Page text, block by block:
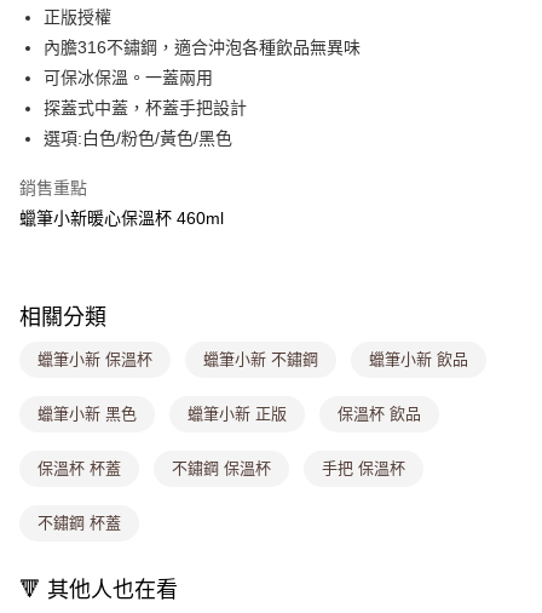
Apple Pay
街口支付
悠遊付
Google Pay
大哥付你分期
相關說明
流程，驗證手機門號後，選擇欲分期的期數、繳款截止日，確認付款後即完
3.實際核准額度、可分期數及費用金額請依後續交易確認頁面所載為準。
法說明評估內容。
1.分期款項不併入電信帳單，「大哥付你分期」於每月結算日後寄送繳費提
帳／街口支付／iPASS MONEY」等通路繳費。
【注意事項】
1.本服務係由「台灣大哥大股份有限公司」（以下簡稱本公司）所提供，讓
運送方式
全家取貨付款
每筆NT$80，滿NT$699(含以上)免運費
萊爾富取貨付款
付款後萊爾富取貨
正版授權
內膽316不鏽鋼，適合沖泡各種飲品無異味
可保冰保溫。一蓋兩用
探蓋式中蓋，杯蓋手把設計
選項:白色/粉色/黃色/黑色
銷售重點
蠟筆小新暖心保溫杯 460ml
相關分類
蠟筆小新 保溫杯 蠟筆小新 不鏽鋼 蠟筆小新 飲品
蠟筆小新 黑色 蠟筆小新 正版 保溫杯 飲品
保溫杯 杯蓋 不鏽鋼 保溫杯 手把 保溫杯
不鏽鋼 杯蓋
🔻 其他人也在看